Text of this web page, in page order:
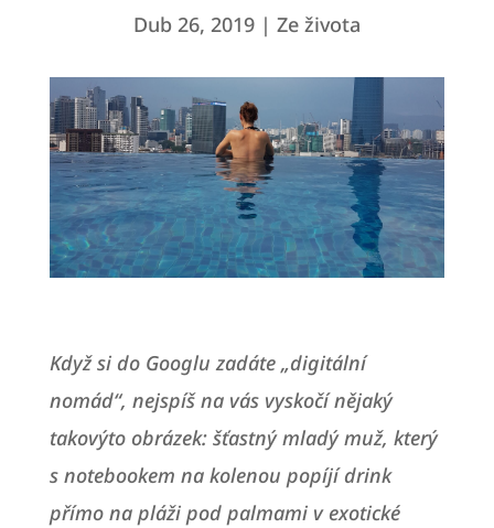
Dub 26, 2019 Ze života
Když si do Googlu zadáte „digitální
nomád“, nejspíš na vás vyskočí nějaký
takovýto obrázek: šťastný mladý muž, který
s notebookem na kolenou popíjí drink
přímo na pláži pod palmami v exotické